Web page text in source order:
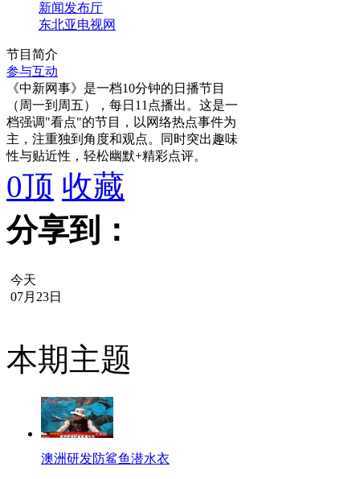
新闻发布厅
东北亚电视网
节目简介
参与互动
《中新网事》是一档10分钟的日播节目
（周一到周五），每日11点播出。这是一
档强调"看点"的节目，以网络热点事件为
主，注重独到角度和观点。同时突出趣味
性与贴近性，轻松幽默+精彩点评。
0顶 收藏
分享到：
今天
07月23日
本期主题
澳洲研发防鲨鱼潜水衣